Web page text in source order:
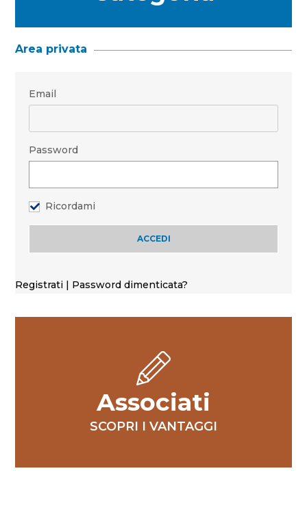
Area privata
Email
Password
Ricordami
Registrati | Password dimenticata?
Associati
SCOPRI I VANTAGGI